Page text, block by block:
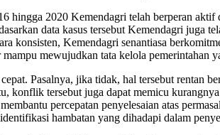
2020 Kemendagri telah berperan
data kasus tersebut Kemendagri juga
konsisten, Kemendagri senantiasa
mewujudkan tata kelola pemerintahan
Pasalnya, jika tidak, hal tersebut rentan
konflik tersebut juga dapat memicu
percepatan penyelesaian atas
hambatan yang dihadapi dalam